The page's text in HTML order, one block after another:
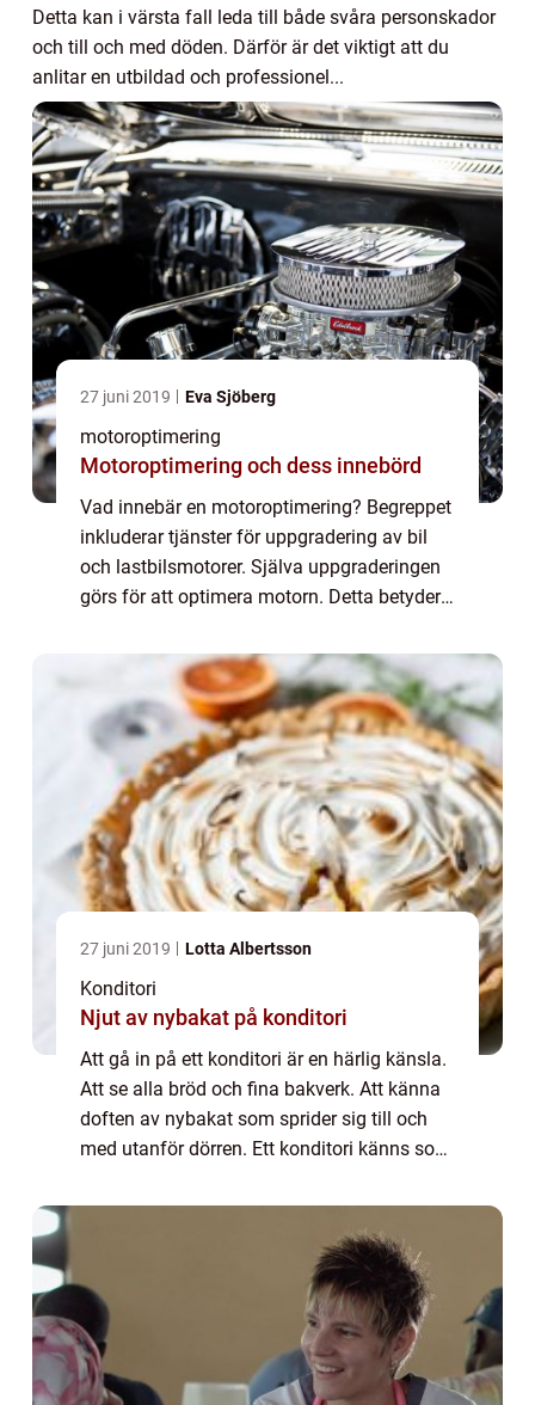
Detta kan i värsta fall leda till både svåra personskador
och till och med döden. Därför är det viktigt att du
anlitar en utbildad och professionel...
27 juni 2019 Eva Sjöberg
motoroptimering
Motoroptimering och dess innebörd
Vad innebär en motoroptimering? Begreppet
inkluderar tjänster för uppgradering av bil
och lastbilsmotorer. Själva uppgraderingen
görs för att optimera motorn. Detta betyder
27 juni 2019 Lotta Albertsson
Konditori
Njut av nybakat på konditori
Att gå in på ett konditori är en härlig känsla.
Att se alla bröd och fina bakverk. Att känna
doften av nybakat som sprider sig till och
med utanför dörren. Ett konditori känns som